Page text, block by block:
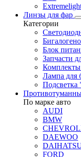
Линзы для фар
Категории
Блок
Запчасти
Лампа для
Подсветка
По марке авто
AUDI
BMW
DAEWOO
FORD